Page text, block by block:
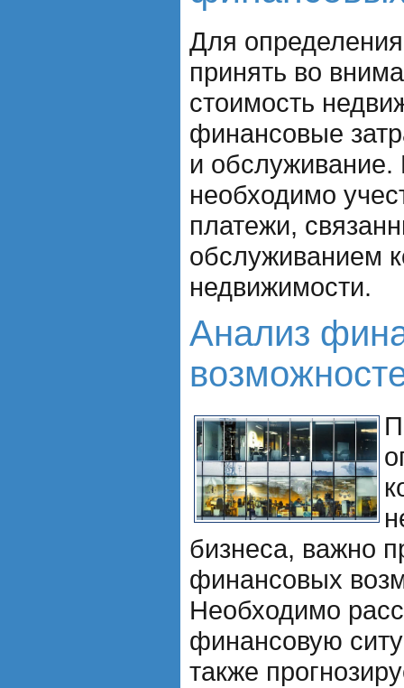
Для
принять во
стоимость
финансовые
и обслуживание.
необходимо
платежи,
обслуживанием
недвижимости.
Анализ
бизнеса, важно
финансовых
Необходимо
финансовую
также